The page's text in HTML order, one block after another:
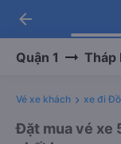
-
arrow_back
Quận 1 Tháp
Vé xe khách xe đi
Đặt mua vé xe